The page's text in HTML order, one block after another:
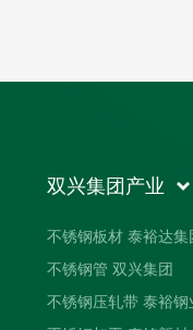
双兴集团产业
不锈钢板材 泰裕达集
不锈钢管 双兴集团
不锈钢压轧带 泰裕钢